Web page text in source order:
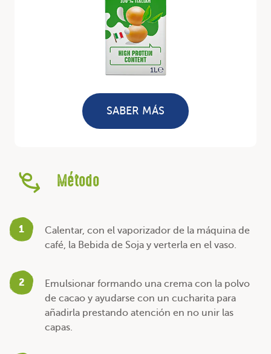
SABER MÁS
Método
1
Calentar, con el vaporizador de la máquina de
café, la Bebida de Soja y verterla en el vaso.
2
Emulsionar formando una crema con la polvo
de cacao y ayudarse con un cucharita para
añadirla prestando atención en no unir las
capas.